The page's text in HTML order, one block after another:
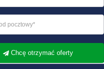
Chcę otrzymać oferty